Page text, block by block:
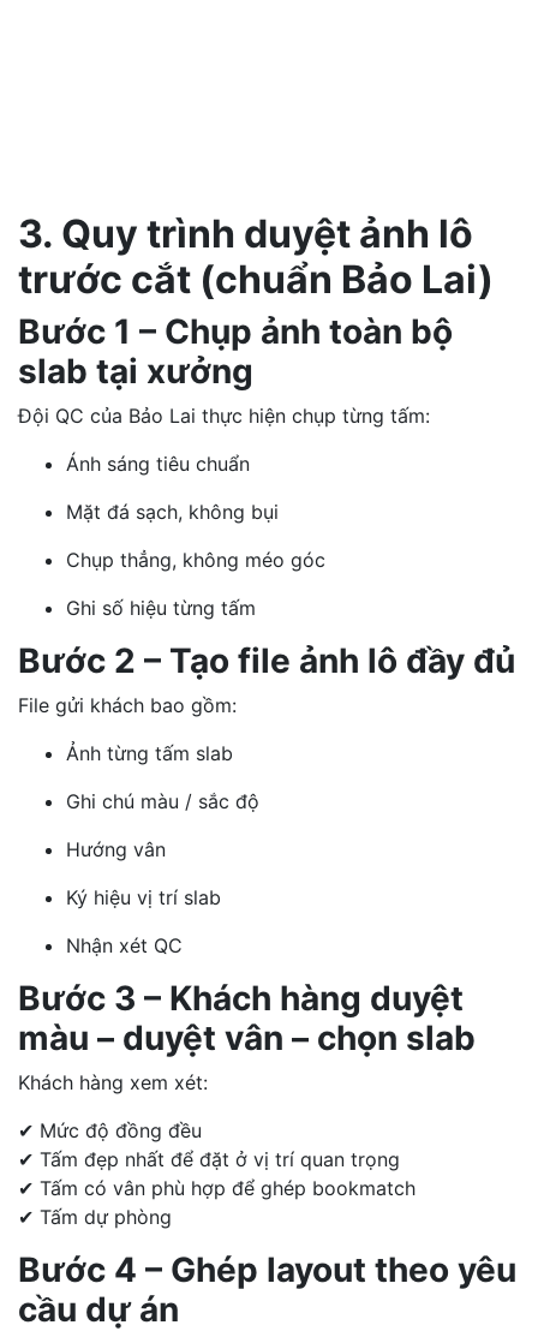
3. Quy trình duyệt ảnh lô
trước cắt (chuẩn Bảo Lai)
Bước 1 – Chụp ảnh toàn bộ
slab tại xưởng
Đội QC của Bảo Lai thực hiện chụp từng tấm:
Ánh sáng tiêu chuẩn
Mặt đá sạch, không bụi
Chụp thẳng, không méo góc
Ghi số hiệu từng tấm
Bước 2 – Tạo file ảnh lô đầy đủ
File gửi khách bao gồm:
Ảnh từng tấm slab
Ghi chú màu / sắc độ
Hướng vân
Ký hiệu vị trí slab
Nhận xét QC
Bước 3 – Khách hàng duyệt
màu – duyệt vân – chọn slab
Khách hàng xem xét:
✔ Mức độ đồng đều
✔ Tấm đẹp nhất để đặt ở vị trí quan trọng
✔ Tấm có vân phù hợp để ghép bookmatch
✔ Tấm dự phòng
Bước 4 – Ghép layout theo yêu
cầu dự án